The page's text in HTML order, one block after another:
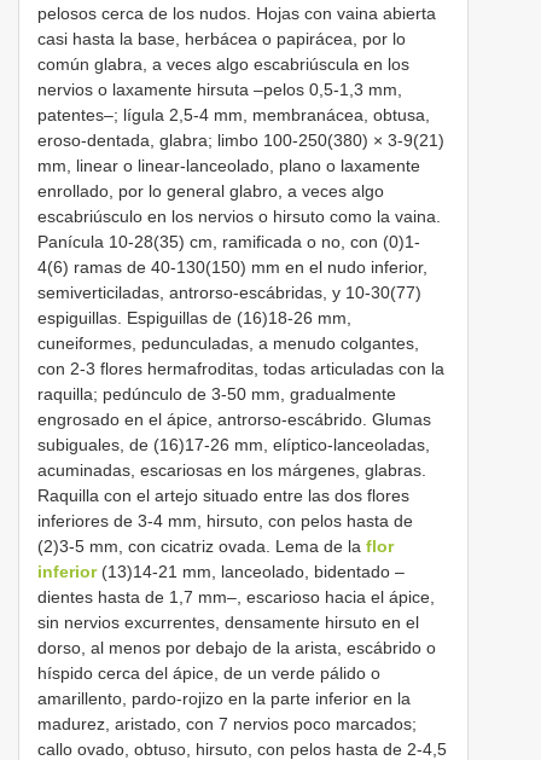
pelosos cerca de los nudos. Hojas con vaina abierta
casi hasta la base, herbácea o papirácea, por lo
común glabra, a veces algo escabriúscula en los
nervios o laxamente hirsuta –pelos 0,5-1,3 mm,
patentes–; lígula 2,5-4 mm, membranácea, obtusa,
eroso-dentada, glabra; limbo 100-250(380) × 3-9(21)
mm, linear o linear-lanceolado, plano o laxamente
enrollado, por lo general glabro, a veces algo
escabriúsculo en los nervios o hirsuto como la vaina.
Panícula 10-28(35) cm, ramificada o no, con (0)1-
4(6) ramas de 40-130(150) mm en el nudo inferior,
semiverticiladas, antrorso-escábridas, y 10-30(77)
espiguillas. Espiguillas de (16)18-26 mm,
cuneiformes, pedunculadas, a menudo colgantes,
con 2-3 flores hermafroditas, todas articuladas con la
raquilla; pedúnculo de 3-50 mm, gradualmente
engrosado en el ápice, antrorso-escábrido. Glumas
subiguales, de (16)17-26 mm, elíptico-lanceoladas,
acuminadas, escariosas en los márgenes, glabras.
Raquilla con el artejo situado entre las dos flores
inferiores de 3-4 mm, hirsuto, con pelos hasta de
(2)3-5 mm, con cicatriz ovada. Lema de la flor
inferior(13)14-21 mm, lanceolado, bidentado –
dientes hasta de 1,7 mm–, escarioso hacia el ápice,
sin nervios excurrentes, densamente hirsuto en el
dorso, al menos por debajo de la arista, escábrido o
híspido cerca del ápice, de un verde pálido o
amarillento, pardo-rojizo en la parte inferior en la
madurez, aristado, con 7 nervios poco marcados;
callo ovado, obtuso, hirsuto, con pelos hasta de 2-4,5